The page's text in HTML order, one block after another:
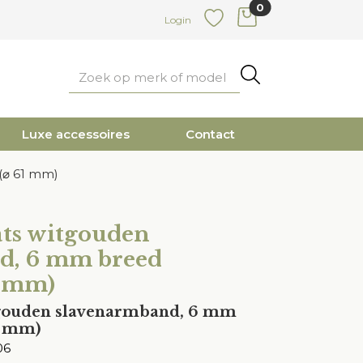
Login
0
items in cart
Luxe accessoires Contact
61 mm)
witgouden
6 mm breed
slavenarmband, 6 mm
mm)